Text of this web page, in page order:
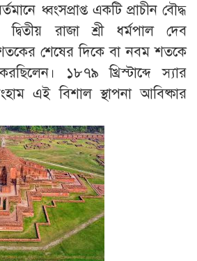
ধ্বংসপ্রাপ্ত একটি প্রাচীন বৌদ্ধ
দ্বিতীয় রাজা শ্রী ধর্মপাল দেব
শেষের দিকে বা নবম শতকে
১৮৭৯ খ্রিস্টাব্দে স্যার
এই বিশাল স্থাপনা আবিষ্কার